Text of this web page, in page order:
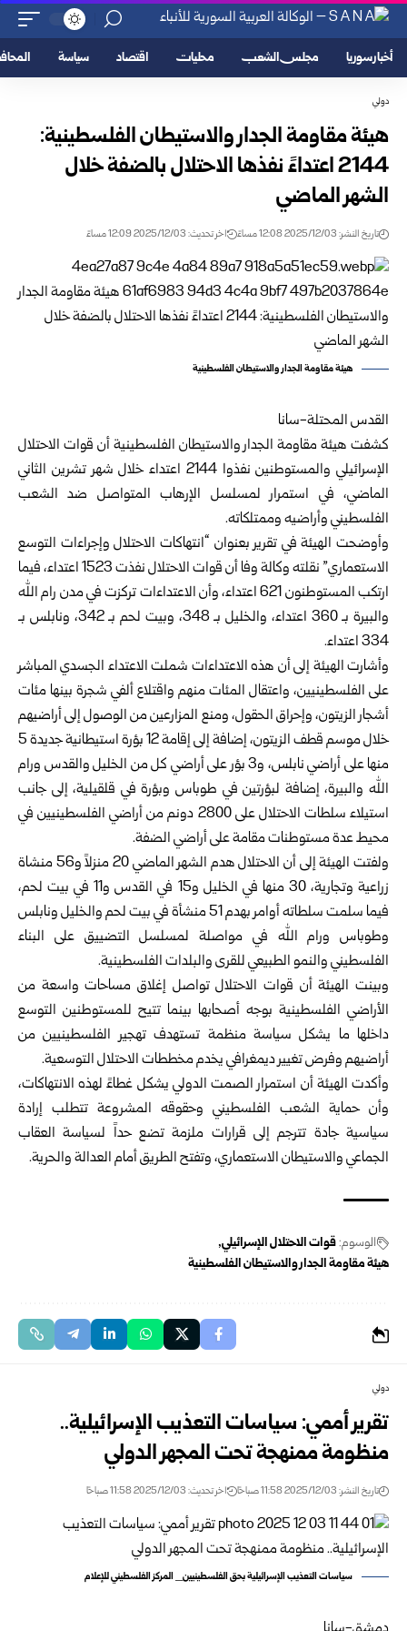
أخبار سوريا مجلس الشعب محليات اقتصاد سياسة
دولي
هيئة مقاومة الجدار والاستيطان الفلسطينية:
2144 اعتداءً نفذها الاحتلال بالضفة خلال
الشهر الماضي
تاريخ النشر: 2025/12/03 12:08 مساءً اخر تحديث: 2025/12/03 12:09 مساءً
هيئة مقاومة الجدار والاستيطان الفلسطينية
القدس المحتلة-سانا
كشفت هيئة مقاومة الجدار والاستيطان الفلسطينية أن قوات الاحتلال
الإسرائيلي والمستوطنين نفذوا 2144 اعتداء خلال شهر تشرين الثاني
الماضي، في استمرار لمسلسل الإرهاب المتواصل ضد الشعب
الفلسطيني وأراضيه وممتلكاته.
وأوضحت الهيئة في تقرير بعنوان “انتهاكات الاحتلال وإجراءات التوسع
الاستعماري” نقلته وكالة وفا أن قوات الاحتلال نفذت 1523 اعتداء، فيما
ارتكب المستوطنون 621 اعتداء، وأن الاعتداءات تركزت في مدن رام الله
والبيرة بـ 360 اعتداء، والخليل بـ 348، وبيت لحم بـ 342، ونابلس بـ
334 اعتداء.
وأشارت الهيئة إلى أن هذه الاعتداءات شملت الاعتداء الجسدي المباشر
على الفلسطينيين، واعتقال المئات منهم واقتلاع ألفي شجرة بينها مئات
أشجار الزيتون، وإحراق الحقول، ومنع المزارعين من الوصول إلى أراضيهم
خلال موسم قطف الزيتون، إضافة إلى إقامة 12 بؤرة استيطانية جديدة 5
منها على أراضي نابلس، و3 بؤر على أراضي كل من الخليل والقدس ورام
الله والبيرة، إضافة لبؤرتين في طوباس وبؤرة في قلقيلية، إلى جانب
استيلاء سلطات الاحتلال على 2800 دونم من أراضي الفلسطينيين في
محيط عدة مستوطنات مقامة على أراضي الضفة.
ولفتت الهيئة إلى أن الاحتلال هدم الشهر الماضي 20 منزلاً و56 منشاة
زراعية وتجارية، 30 منها في الخليل و15 في القدس و11 في بيت لحم،
فيما سلمت سلطاته أوامر بهدم 51 منشأة في بيت لحم والخليل ونابلس
وطوباس ورام الله في مواصلة لمسلسل التضييق على البناء
الفلسطيني والنمو الطبيعي للقرى والبلدات الفلسطينية.
وبينت الهيئة أن قوات الاحتلال تواصل إغلاق مساحات واسعة من
الأراضي الفلسطينية بوجه أصحابها بينما تتيح للمستوطنين التوسع
داخلها ما يشكل سياسة منظمة تستهدف تهجير الفلسطينيين من
أراضيهم وفرض تغيير ديمغرافي يخدم مخططات الاحتلال التوسعية.
وأكدت الهيئة أن استمرار الصمت الدولي يشكل غطاءً لهذه الانتهاكات،
وأن حماية الشعب الفلسطيني وحقوقه المشروعة تتطلب إرادة
سياسية جادة تترجم إلى قرارات ملزمة تضع حداً لسياسة العقاب
الجماعي والاستيطان الاستعماري، وتفتح الطريق أمام العدالة والحرية.
الوسوم:قوات الاحتلال الإسرائيلي
هيئة مقاومة الجدار والاستيطان الفلسطينية
دولي
تقرير أممي: سياسات التعذيب الإسرائيلية..
منظومة ممنهجة تحت المجهر الدولي
تاريخ النشر: 2025/12/03 11:58 صباحًا اخر تحديث: 2025/12/03 11:58 صباحًا
سياسات التعذيب الإسرائيلية بحق الفلسطينيين_ المركز الفلسطيني للإعلام